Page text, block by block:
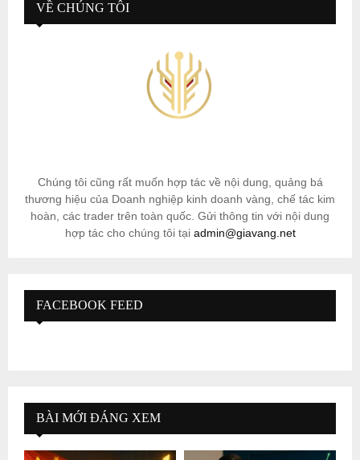
VỀ CHÚNG TÔI
Chúng tôi cũng rất muốn hợp tác về nội dung, quảng bá
thương hiệu của Doanh nghiệp kinh doanh vàng, chế tác kim
hoàn, các trader trên toàn quốc. Gửi thông tin với nội dung
hợp tác cho chúng tôi tại admin@giavang.net
FACEBOOK FEED
BÀI MỚI ĐÁNG XEM